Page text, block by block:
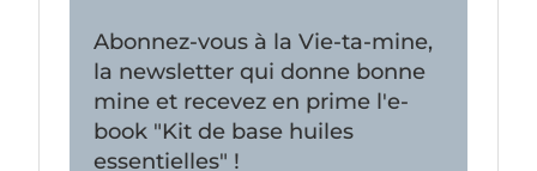
Abonnez-vous à la Vie-ta-mine,
la newsletter qui donne bonne
mine et recevez en prime l'e-
book "Kit de base huiles
essentielles" !